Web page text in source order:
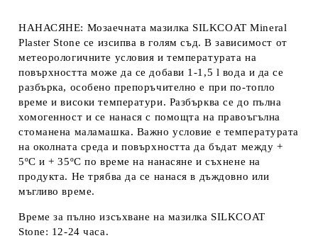
НАНАСЯНЕ: Мозаечната мазилка SILKCOAT Mineral
Plaster Stone се изсипва в голям съд. В зависимост от
метеорологичните условия и температурата на
повърхността може да се добави 1-1,5 l вода и да се
разбърка, особено препоръчително е при по-топло
време и високи температури. Разбърква се до пълна
хомогенност и се нанася с помощта на правоъгълна
стоманена маламашка. Важно условие е температурата
на околната среда и повърхността да бъдат между +
5ºC и + 35ºC по време на нанасяне и съхнене на
продукта. Не трябва да се нанася в дъждовно или
мъгливо време.
Време за пълно изсъхване на мазилка SILKCOAT
Stone: 12-24 часа.